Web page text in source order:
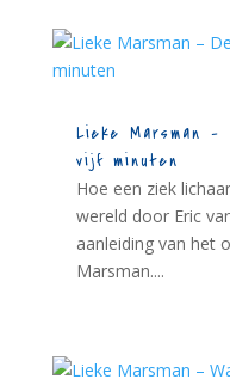
Lieke Marsman
vijf minuten
Hoe een ziek
wereld door Eric
aanleiding van het
Marsman....